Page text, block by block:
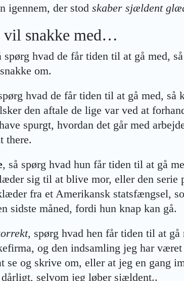
igennem, der stod skaber sjældent
vil snakke med…
spørg hvad de får tiden til at gå med,
om.
hvad de får tiden til at gå med, så
den aftale de lige var ved at
spurgt, hvordan det går med
there.
, så spørg hvad hun får tiden til at gå
sig til at blive mor, eller den serie
fra et Amerikansk statsfængsel,
sidste måned, fordi hun knap kan gå.
, spørg hvad hen får tiden til at
og den indsamling jeg har
se og skrive om, eller at jeg en gang
selvom jeg løber sjældent..